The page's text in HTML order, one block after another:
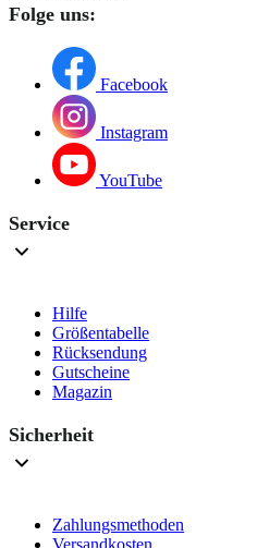
Folge uns:
Facebook
Instagram
YouTube
Service
Hilfe
Größentabelle
Rücksendung
Gutscheine
Magazin
Sicherheit
Zahlungsmethoden